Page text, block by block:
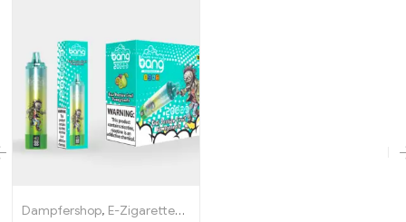
Dampfershop, E-Zigaretten Großhandel